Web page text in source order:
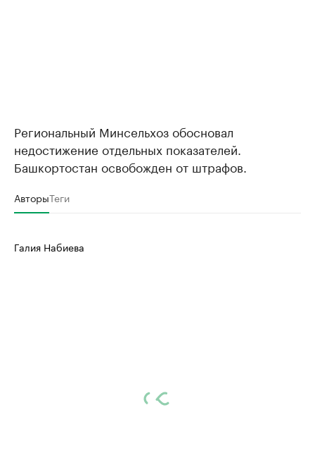
Региональный Минсельхоз обосновал
недостижение отдельных показателей.
Башкортостан освобожден от штрафов.
АвторыТеги
Галия Набиева